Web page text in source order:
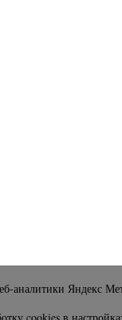
аналитики Яндекс